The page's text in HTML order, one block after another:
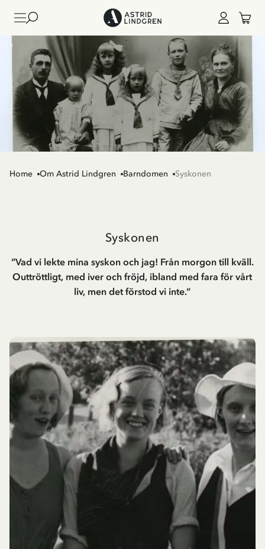
Home Om Astrid Lindgren Barndomen Syskonen
Syskonen
”Vad vi lekte mina syskon och jag! Från morgon till kväll.
Outtröttligt, med iver och fröjd, ibland med fara för vårt
liv, men det förstod vi inte.”